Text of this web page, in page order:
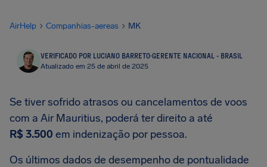
AirHelp Companhias-aereas MK
VERIFICADO POR LUCIANO BARRETO·GERENTE NACIONAL - BRASIL
Atualizado em 25 de abril de 2025
Se tiver sofrido atrasos ou cancelamentos de voos
com a Air Mauritius, poderá ter direito a até
R$ 3.500 em indenização por pessoa.
Os últimos dados de desempenho de pontualidade